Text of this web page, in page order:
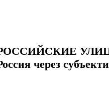
через